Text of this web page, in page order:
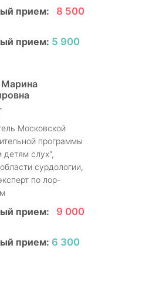
прием:
8 500
прием: 5 900
Марина
Московской
программы
детям слух",
сурдологии,
по лор-
прием:
9 000
прием: 6 300